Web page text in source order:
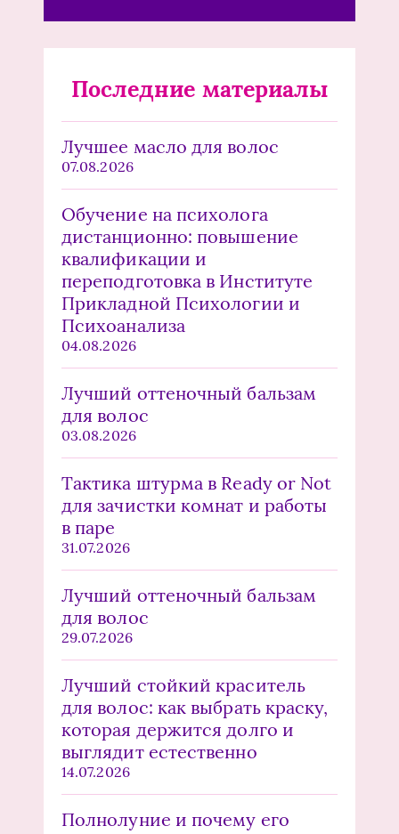
Последние материалы
Лучшее масло для волос
07.08.2026
Обучение на психолога
дистанционно: повышение
квалификации и
переподготовка в Институте
Прикладной Психологии и
Психоанализа
04.08.2026
Лучший оттеночный бальзам
для волос
03.08.2026
Тактика штурма в Ready or Not
для зачистки комнат и работы
в паре
31.07.2026
Лучший оттеночный бальзам
для волос
29.07.2026
Лучший стойкий краситель
для волос: как выбрать краску,
которая держится долго и
выглядит естественно
14.07.2026
Полнолуние и почему его